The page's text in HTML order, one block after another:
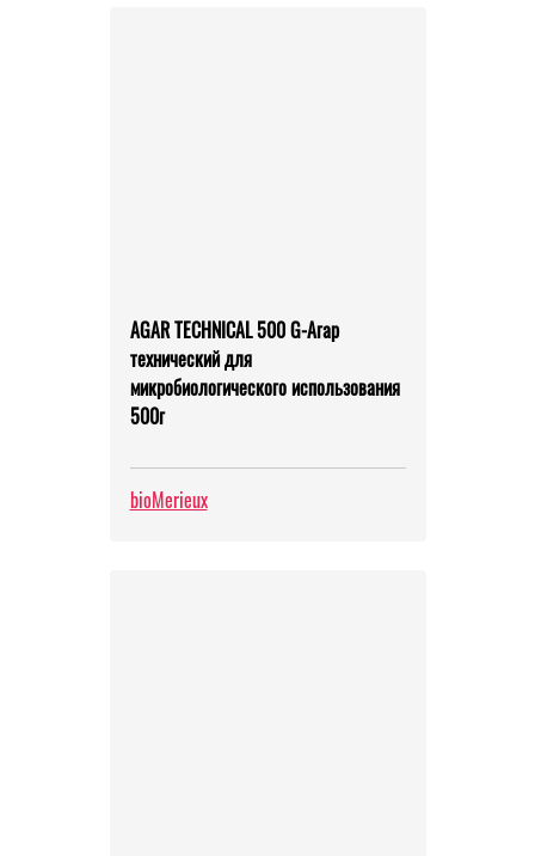
AGAR TECHNICAL 500 G-Агар
технический для
микробиологического использования
500г
bioMerieux